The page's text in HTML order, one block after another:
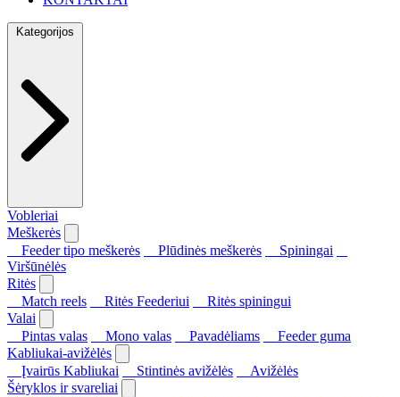
Kategorijos
Vobleriai
Meškerės
Feeder tipo meškerės
Plūdinės meškerės
Spiningai
Viršūnėlės
Ritės
Match reels
Ritės Feederiui
Ritės spiningui
Valai
Pintas valas
Mono valas Pavadėliams
Feeder guma
Kabliukai-avižėlės
Įvairūs Kabliukai
Stintinės avižėlės
Avižėlės
Šėryklos ir svareliai